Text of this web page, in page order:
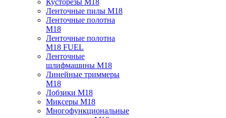
Кусторезы M18
Ленточные пилы M18
Ленточные полотна
M18
Ленточные полотна
M18 FUEL
Ленточные
шлифмашины M18
Линейные триммеры
M18
Лобзики M18
Миксеры M18
Многофункциональные